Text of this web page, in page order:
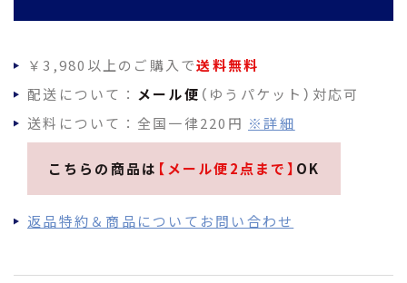
￥3,980以上のご購入で送料無料
配送について： メール便 （ゆうパケット）対応可
送料について：全国一律220円 ※詳細
こちらの商品は 【メール便2点まで】 OK
返品特約＆商品についてお問い合わせ